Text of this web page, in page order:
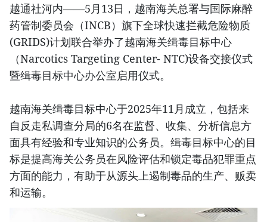
越通社河内——5月13日，越南海关总署与国际麻醉
药管制委员会（INCB）旗下全球快速拦截危险物质
(GRIDS)计划联合举办了越南海关缉毒目标中心
（Narcotics Targeting Center- NTC)设备交接仪式
暨缉毒目标中心办公室启用仪式。
越南海关缉毒目标中心于2025年11月成立，包括来
自反走私调查分局的6名在监督、收集、分析信息方
面具有经验和专业知识的公务员。缉毒目标中心的目
标是提高海关公务员在风险评估和锁定毒品犯罪重点
方面的能力，有助于从源头上遏制毒品的生产、贩卖
和运输。